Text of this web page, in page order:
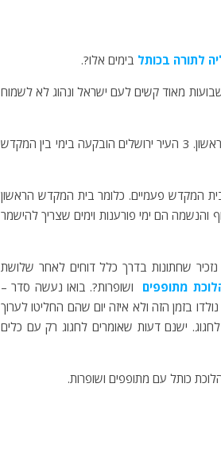
לתורה בכותל בימים אלו?.
מאוד קשים לעם ישראל ונהוג לא לשמוח
מה קרה בשבעה עשר בתמוז שהוא נקבע ליום צום? – חמישה דברים קרו ביום זה. 1 נשברו הלוחות. 2 בוטל קורבן התמיד בימי בין המקדש הראשון. 3 העיר ירושלים הובקעה בימי בין המקדש
המקדש פעמיים. כלומר בית המקדש הראשון
הם ימי פורענות וימים שצריך להישמר
שחתונות בדרך כלל דוחים לאחר שלושת
מתופפים ושופרות?. בואו נעשה סדר –
בזמן הזה ולא איזה יום שהם החליטו לערוך
ישנם דעות שאומרים לחגוג רק עם כלים
כותל עם מתופפים ושופרות.